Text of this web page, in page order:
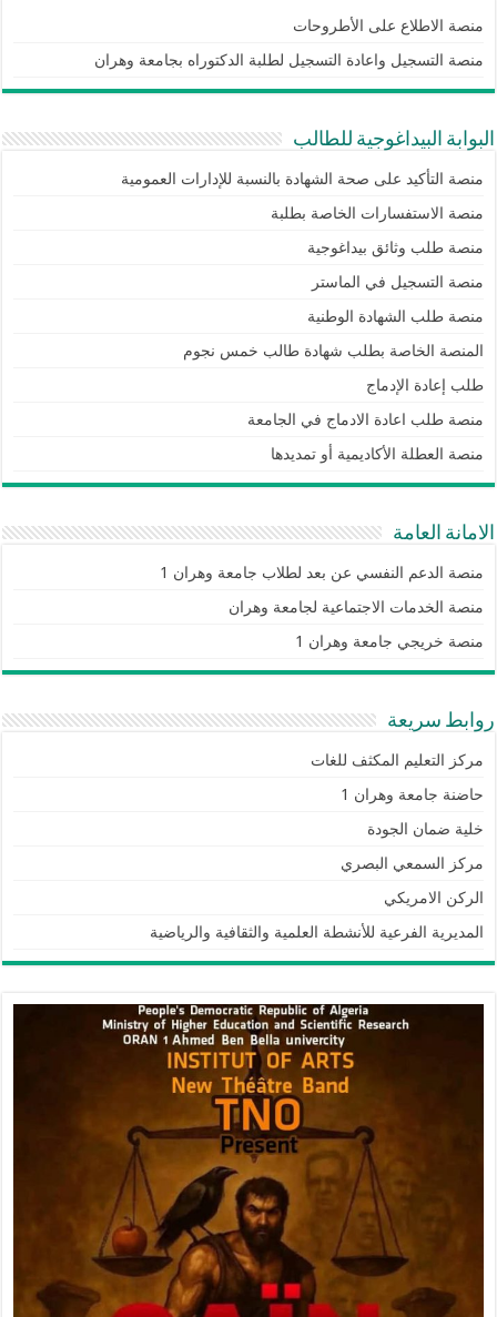
منصة الاطلاع على الأطروحات
منصة التسجيل واعادة التسجيل لطلبة الدكتوراه بجامعة وهران
البوابة البيداغوجية للطالب
منصة التأكيد على صحة الشهادة بالنسبة للإدارات العمومية
منصة الاستفسارات الخاصة بطلبة
منصة طلب وثائق بيداغوجية
منصة التسجيل في الماستر
منصة طلب الشهادة الوطنية
المنصة الخاصة بطلب شهادة طالب خمس نجوم
طلب إعادة الإدماج
منصة طلب اعادة الادماج في الجامعة
منصة العطلة الأكاديمية أو تمديدها
الامانة العامة
منصة الدعم النفسي عن بعد لطلاب جامعة وهران 1
منصة الخدمات الاجتماعية لجامعة وهران
منصة خريجي جامعة وهران 1
روابط سريعة
مركز التعليم المكثف للغات
حاضنة جامعة وهران 1
خلية ضمان الجودة
مركز السمعي البصري
الركن الامريكي
المديرية الفرعية للأنشطة العلمية والثقافية والرياضية